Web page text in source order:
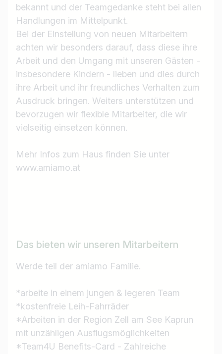
bekannt und der Teamgedanke steht bei allen
Handlungen im Mittelpunkt.
Bei der Einstellung von neuen Mitarbeitern
achten wir besonders darauf, dass diese ihre
Arbeit und den Umgang mit unseren Gästen -
insbesondere Kindern - lieben und dies durch
ihre Arbeit und ihr freundliches Verhalten zum
Ausdruck bringen. Weiters unterstützen und
bevorzugen wir flexible Mitarbeiter, die wir
vielseitig einsetzen können.
Mehr Infos zum Haus finden Sie unter
www.amiamo.at
Das bieten wir unseren Mitarbeitern
Werde teil der amiamo Familie.
*arbeite in einem jungen & legeren Team
*kostenfreie Leih-Fahrräder
*Arbeiten in der Region Zell am See Kaprun
mit unzähligen Ausflugsmöglichkeiten
*Team4U Benefits-Card - Zahlreiche
Ich suche nach …
Jobtitel
z.B. Österreich
Land / Bundesland